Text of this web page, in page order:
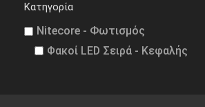
Κατηγορία
Nitecore - Φωτισμός
Φακοί LED Σειρά - Κεφαλής